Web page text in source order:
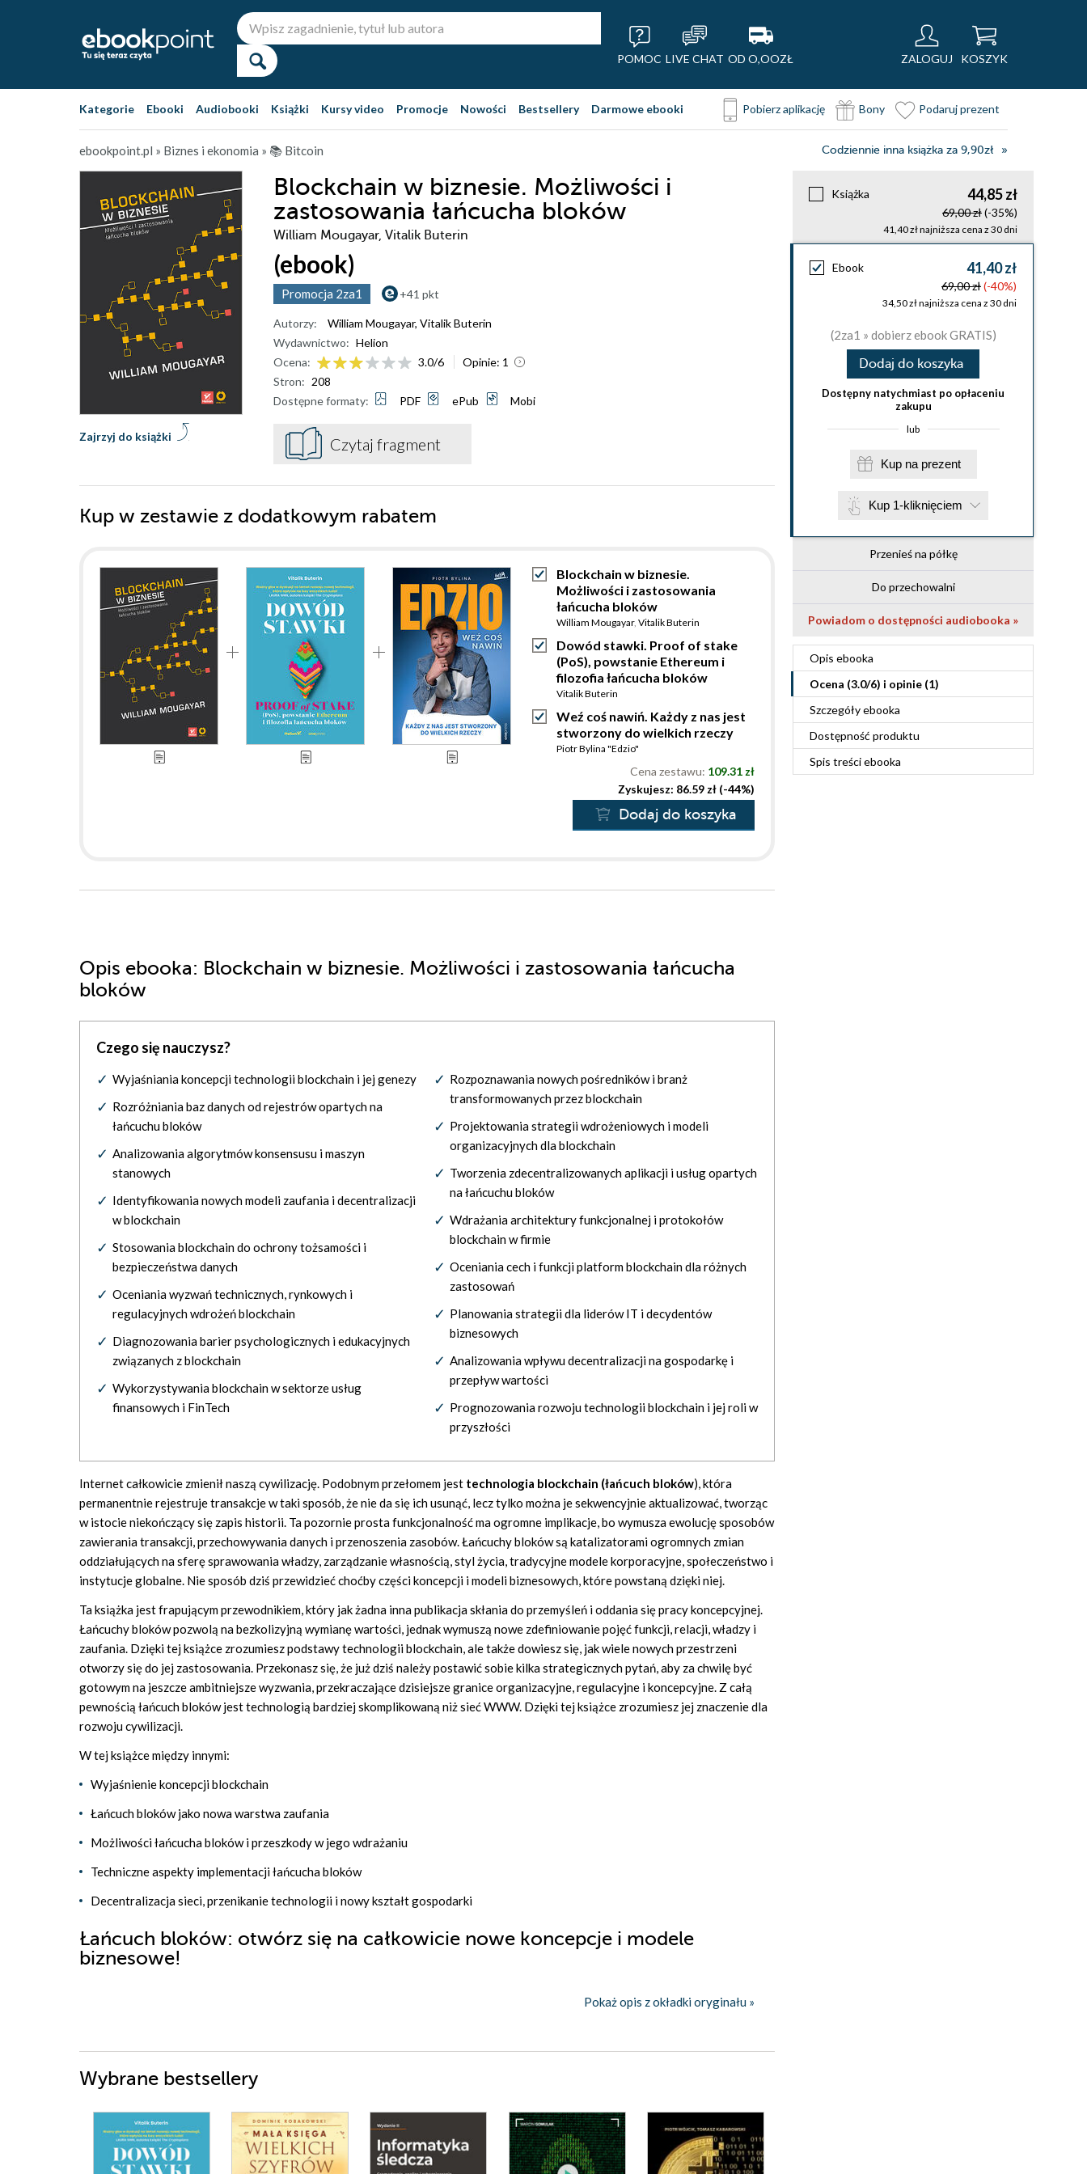
POMOC LIVE CHAT OD O,OOZŁ ZALOGUJ KOSZYK
Kategorie Ebooki Audiobooki Książki Kursy video Promocje Nowości Bestsellery Darmowe ebooki Pobierz aplikację Bony Podaruj prezent
ebookpoint.pl » Biznes i ekonomia » 📚 Bitcoin Codziennie inna książka za 9,90zł
Blockchain w biznesie. Możliwości i
zastosowania łańcucha bloków
William Mougayar, Vitalik Buterin
(ebook)
Promocja 2za1 +41 pkt
Zajrzyj do książki
Autorzy: William Mougayar, Vitalik Buterin
Wydawnictwo: Helion
Ocena:
3.0/6 Opinie: 1
Stron: 208
Dostępne formaty:
PDF ePub Mobi
Czytaj fragment
Książka 44,85 zł
69,00 zł(-35%)
41,40 zł najniższa cena z 30 dni
Ebook 41,40 zł
69,00 zł(-40%)
34,50 zł najniższa cena z 30 dni
(2za1 » dobierz ebook GRATIS)
Dodaj do koszyka
Dostępny natychmiast po opłaceniu
zakupu
lub
Kup na prezent
Kup 1-kliknięciem
Przenieś na półkę
Do przechowalni
Powiadom o dostępności audiobooka »
Opis ebooka
Ocena (3.0/6) i opinie (1)
Szczegółyebooka
Dostępność produktu
Spis treściebooka
Kup w zestawie z dodatkowym rabatem
Blockchain w biznesie.
Możliwości i zastosowania
łańcucha bloków
William Mougayar, Vitalik Buterin
Dowód stawki. Proof of stake
(PoS), powstanie Ethereum i
filozofia łańcucha bloków
Vitalik Buterin
Weź coś nawiń. Każdy z nas jest
stworzony do wielkich rzeczy
Piotr Bylina "Edzio"
Cena zestawu: 109.31 zł
Zyskujesz: 86.59 zł (-44%)
Dodaj do koszyka
Opis ebooka: Blockchain w biznesie. Możliwości i zastosowania łańcucha
bloków
Czego się nauczysz?
Wyjaśniania koncepcji technologii blockchain i jej genezy
Rozróżniania baz danych od rejestrów opartych na
łańcuchu bloków
Analizowania algorytmów konsensusu i maszyn
stanowych
Identyfikowania nowych modeli zaufania i decentralizacji
w blockchain
Stosowania blockchain do ochrony tożsamości i
bezpieczeństwa danych
Oceniania wyzwań technicznych, rynkowych i
regulacyjnych wdrożeń blockchain
Diagnozowania barier psychologicznych i edukacyjnych
związanych z blockchain
Wykorzystywania blockchain w sektorze usług
finansowych i FinTech
Rozpoznawania nowych pośredników i branż
transformowanych przez blockchain
Projektowania strategii wdrożeniowych i modeli
organizacyjnych dla blockchain
Tworzenia zdecentralizowanych aplikacji i usług opartych
na łańcuchu bloków
Wdrażania architektury funkcjonalnej i protokołów
blockchain w firmie
Oceniania cech i funkcji platform blockchain dla różnych
zastosowań
Planowania strategii dla liderów IT i decydentów
biznesowych
Analizowania wpływu decentralizacji na gospodarkę i
przepływ wartości
Prognozowania rozwoju technologii blockchain i jej roli w
przyszłości
Internet całkowicie zmienił naszą cywilizację. Podobnym przełomem jest technologia blockchain (łańcuch bloków), która
permanentnie rejestruje transakcje w taki sposób, że nie da się ich usunąć, lecz tylko można je sekwencyjnie aktualizować, tworząc
w istocie niekończący się zapis historii. Ta pozornie prosta funkcjonalność ma ogromne implikacje, bo wymusza ewolucję sposobów
zawierania transakcji, przechowywania danych i przenoszenia zasobów. Łańcuchy bloków są katalizatorami ogromnych zmian
oddziałujących na sferę sprawowania władzy, zarządzanie własnością, styl życia, tradycyjne modele korporacyjne, społeczeństwo i
instytucje globalne. Nie sposób dziś przewidzieć choćby części koncepcji i modeli biznesowych, które powstaną dzięki niej.
Ta książka jest frapującym przewodnikiem, który jak żadna inna publikacja skłania do przemyśleń i oddania się pracy koncepcyjnej.
Łańcuchy bloków pozwolą na bezkolizyjną wymianę wartości, jednak wymuszą nowe zdefiniowanie pojęć funkcji, relacji, władzy i
zaufania. Dzięki tej książce zrozumiesz podstawy technologii blockchain, ale także dowiesz się, jak wiele nowych przestrzeni
otworzy się do jej zastosowania. Przekonasz się, że już dziś należy postawić sobie kilka strategicznych pytań, aby za chwilę być
gotowym na jeszcze ambitniejsze wyzwania, przekraczające dzisiejsze granice organizacyjne, regulacyjne i koncepcyjne. Z całą
pewnością łańcuch bloków jest technologią bardziej skomplikowaną niż sieć WWW. Dzięki tej książce zrozumiesz jej znaczenie dla
rozwoju cywilizacji.
W tej książce między innymi:
Wyjaśnienie koncepcji blockchain
Łańcuch bloków jako nowa warstwa zaufania
Możliwości łańcucha bloków i przeszkody w jego wdrażaniu
Techniczne aspekty implementacji łańcucha bloków
Decentralizacja sieci, przenikanie technologii i nowy kształt gospodarki
Łańcuch bloków: otwórz się na całkowicie nowe koncepcje i modele
biznesowe!
Pokaż opis z okładki oryginału »
Wybrane bestsellery